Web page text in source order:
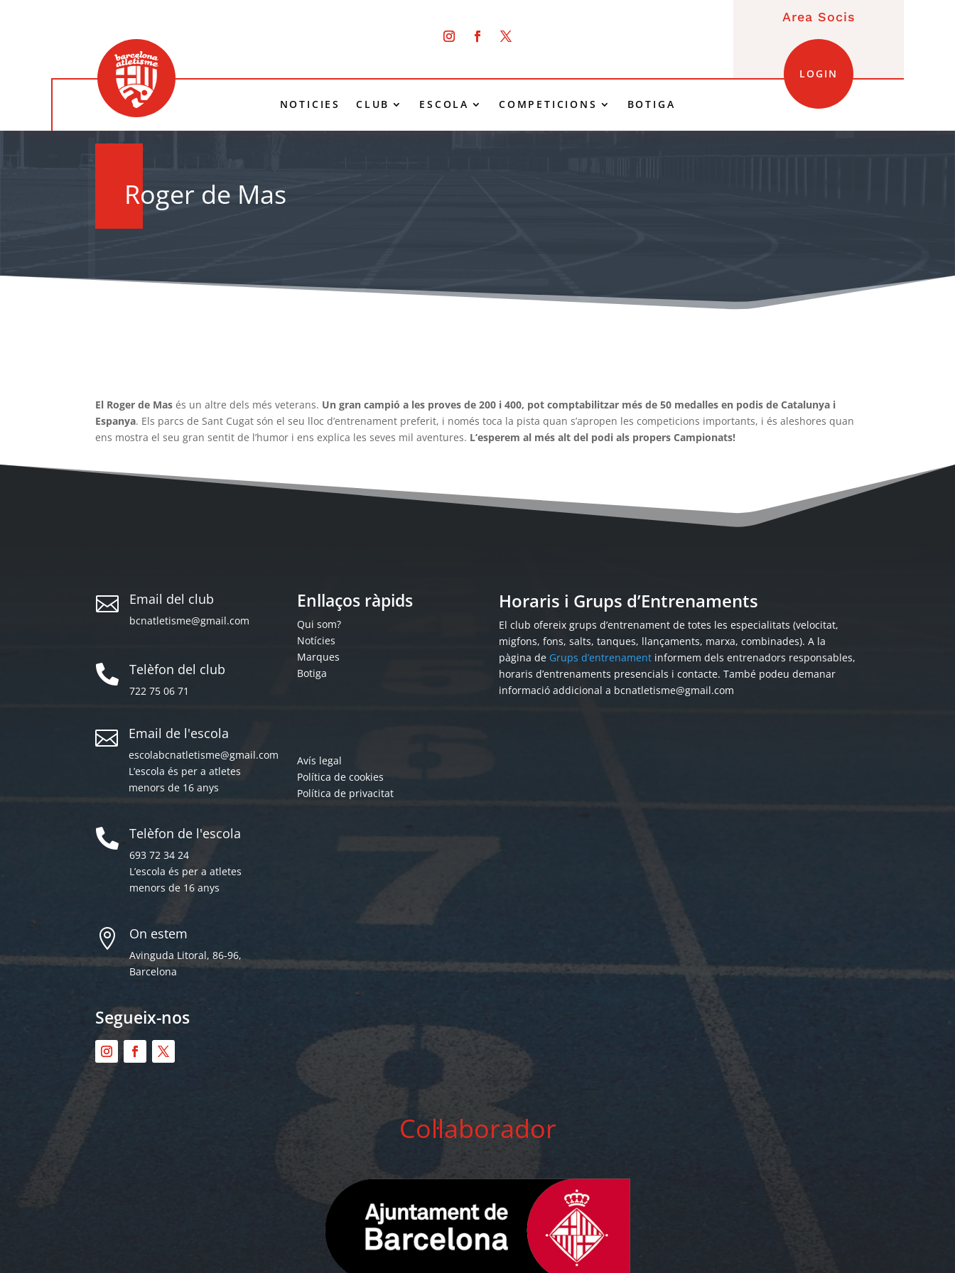
Area Socis
LOGIN
NOTICIES CLUB ESCOLA COMPETICIONS BOTIGA
Roger de Mas
El Roger de Masés un altre dels més veterans. Un gran campió a les proves de 200 i 400, pot comptabilitzar més de 50 medalles en podis de Catalunya i
Espanya. Els parcs de Sant Cugat són el seu lloc d’entrenament preferit, i només toca la pista quan s’apropen les competicions importants, i és aleshores quan
ens mostra el seu gran sentit de l’humor i ens explica les seves mil aventures. L’esperem al més alt del podi als propers Campionats!
 Email del club
bcnatletisme@gmail.com
 Telèfon del club
722 75 06 71
 Email de l'escola
escolabcnatletisme@gmail.com
L’escola és per a atletes
menors de 16 anys
 Telèfon de l'escola
693 72 34 24
L’escola és per a atletes
menors de 16 anys
 On estem
Avinguda Litoral, 86-96,
Barcelona
Segueix-nos
Enllaços ràpids
Qui som?
Notícies
Marques
Botiga
Avís legal
Política de cookies
Política de privacitat
Horaris i Grups d’Entrenaments
El club ofereix grups d’entrenament de totes les especialitats (velocitat,
migfons, fons, salts, tanques, llançaments, marxa, combinades). A la
pàgina de Grups d’entrenamentinformem dels entrenadors responsables,
horaris d’entrenaments presencials i contacte. També podeu demanar
informació addicional a bcnatletisme@gmail.com
Col·laborador